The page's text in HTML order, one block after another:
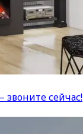
сейчас!